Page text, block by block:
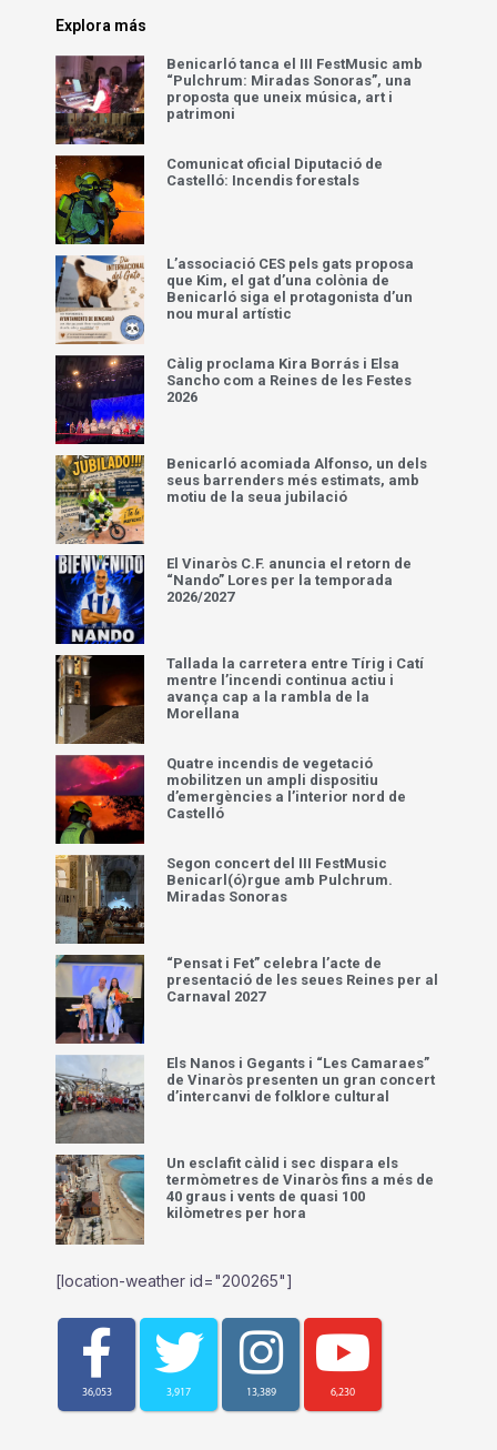
Explora más
Benicarló tanca el III FestMusic amb
“Pulchrum: Miradas Sonoras”, una
proposta que uneix música, art i
patrimoni
Comunicat oficial Diputació de
Castelló: Incendis forestals
L’associació CES pels gats proposa
que Kim, el gat d’una colònia de
Benicarló siga el protagonista d’un
nou mural artístic
Càlig proclama Kira Borrás i Elsa
Sancho com a Reines de les Festes
2026
Benicarló acomiada Alfonso, un dels
seus barrenders més estimats, amb
motiu de la seua jubilació
El Vinaròs C.F. anuncia el retorn de
“Nando” Lores per la temporada
2026/2027
Tallada la carretera entre Tírig i Catí
mentre l’incendi continua actiu i
avança cap a la rambla de la
Morellana
Quatre incendis de vegetació
mobilitzen un ampli dispositiu
d’emergències a l’interior nord de
Castelló
Segon concert del III FestMusic
Benicarl(ó)rgue amb Pulchrum.
Miradas Sonoras
“Pensat i Fet” celebra l’acte de
presentació de les seues Reines per al
Carnaval 2027
Els Nanos i Gegants i “Les Camaraes”
de Vinaròs presenten un gran concert
d’intercanvi de folklore cultural
Un esclafit càlid i sec dispara els
termòmetres de Vinaròs fins a més de
40 graus i vents de quasi 100
kilòmetres per hora
[location-weather id="200265"]
36,053 3,917 13,389 6,230